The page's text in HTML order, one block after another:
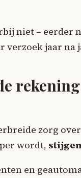
niet – eerder
verzoek jaar na
zorg
wordt,
en